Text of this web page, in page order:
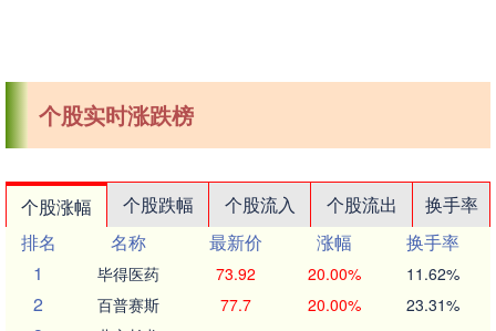
个股实时涨跌榜
个股涨幅 个股跌幅 个股流入 个股流出
换手率
排名
名称 最新价 涨幅
换手率
1
毕得医药 73.92 20.00% 11.62%
2 百普赛斯 77.7 20.00% 23.31%